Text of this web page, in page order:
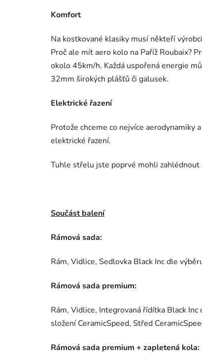
Komfort
Na kostkované klasiky musí někteří
Proč ale mít aero kolo na Paříž Roubaix?
okolo 45km/h. Každá uspořená energie
32mm širokých plášťů či galusek.
Elektrické řazení
Protože chceme co nejvíce aerodynamiky
elektrické řazení.
Tuhle střelu jste poprvé mohli zahlédnout
Součást balení
Rámová sada:
Rám, Vidlice, Sedlovka Black Inc dle
Rámová sada premium:
Rám, Vidlice, Integrovaná řídítka Black
složení CeramicSpeed, Střed
Rámová sada premium + zapletená kola: